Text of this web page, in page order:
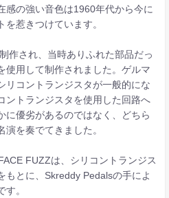
感の強い音色は1960年代から今に
惹きつけています。
作され、当時ありふれた部品だっ
使用して制作されました。ゲルマ
リコントランジスタが一般的にな
ントランジスタを使用した回路へ
に優劣があるのではなく、どちら
を奏でてきました。
FUZZは、シリコントランジス
もとに、Skreddy Pedalsの手によ
。